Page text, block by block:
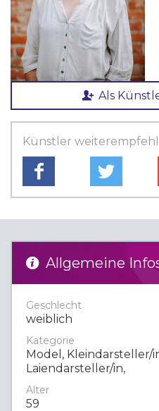
Als
Künstler
Allgemeine
Geschlecht
weiblich
Kategorie
Model, Kleindarsteller/
Laiendarsteller/in,
Alter
59